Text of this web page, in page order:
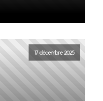
17 décembre 2025